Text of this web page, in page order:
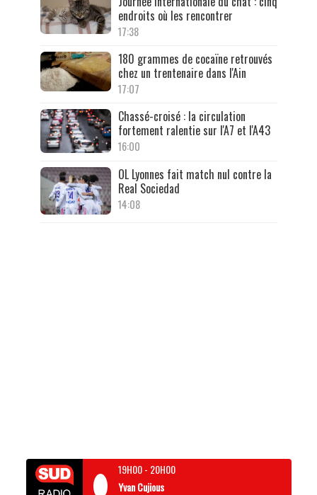
endroits où les rencontrer
17:38
180 grammes de cocaïne retrouvés
chez un trentenaire dans l'Ain
17:07
Chassé-croisé : la circulation
fortement ralentie sur l'A7 et l'A43
16:00
OL Lyonnes fait match nul contre la
Real Sociedad
14:08
19H00- 20H00
Yvan Cujious